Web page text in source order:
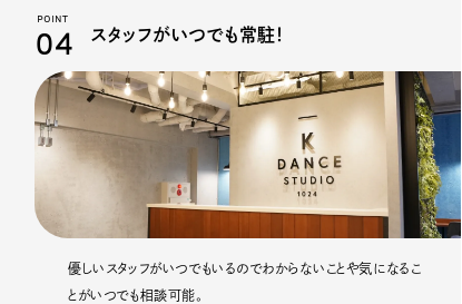
POINT
04 スタッフがいつでも常駐！
優しいスタッフがいつでもいるのでわからないことや気になるこ
とがいつでも相談可能。